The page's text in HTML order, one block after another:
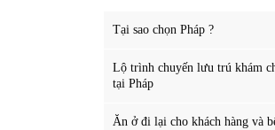
Tại sao chọn Pháp ?
Lộ trình chuyến lưu trú khám
tại Pháp
Ăn ở đi lại cho khách hàng và